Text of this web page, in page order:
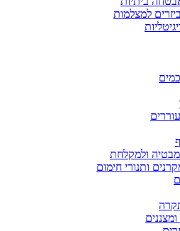
למצלמות
ולמקלחת
ותנורי חימום